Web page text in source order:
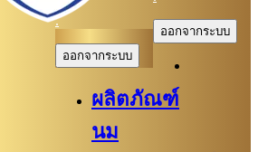
.
ออกจากระบบ
ผลิตภัณฑ์
นม
ออกจากระบบ